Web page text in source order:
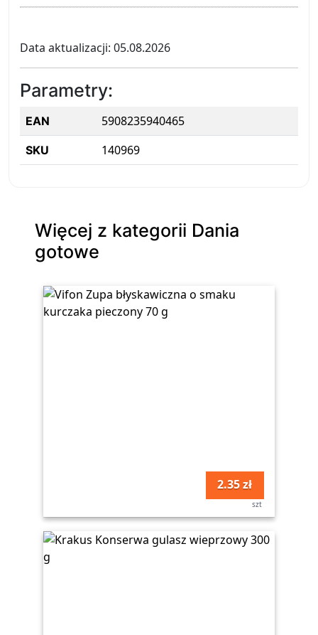
Data aktualizacji: 05.08.2026
Parametry:
EAN 5908235940465
SKU 140969
Więcej z kategorii Dania
gotowe
2.35 zł
szt